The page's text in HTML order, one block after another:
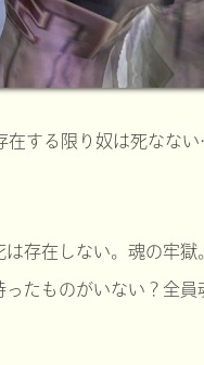
在する限り奴は死なな
存在しない。魂の牢獄
たものがいない？全員